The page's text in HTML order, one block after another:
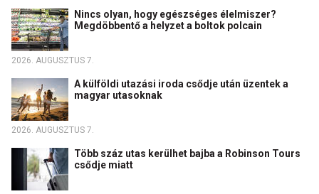
Nincs olyan, hogy egészséges élelmiszer?
Megdöbbentő a helyzet a boltok polcain
2026. AUGUSZTUS 7.
A külföldi utazási iroda csődje után üzentek a
magyar utasoknak
2026. AUGUSZTUS 7.
Több száz utas kerülhet bajba a Robinson Tours
csődje miatt